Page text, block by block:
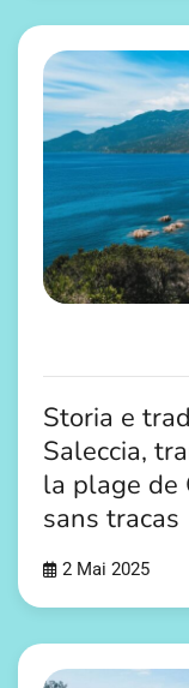
Storia e
Saleccia,
la plage de
sans tracas
2 Mai 2025